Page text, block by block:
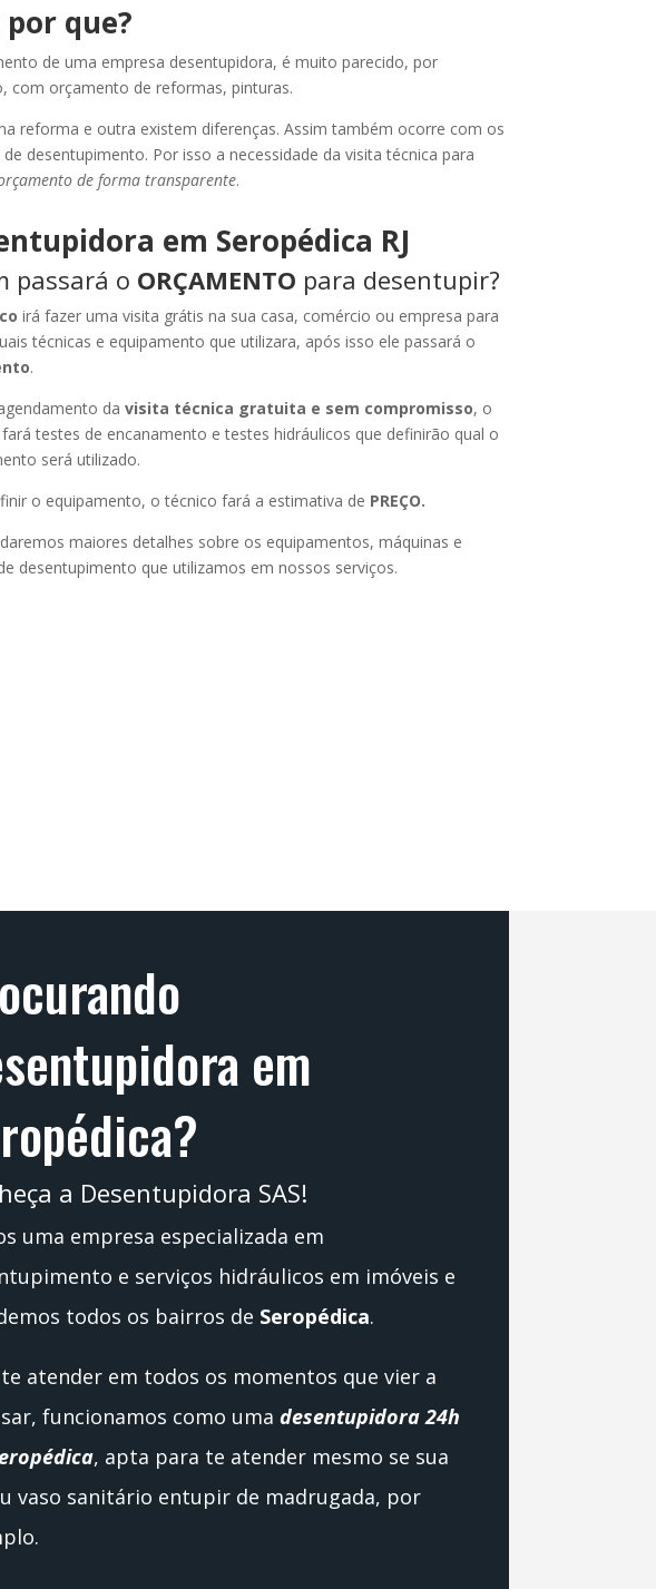
por que?
de uma empresa desentupidora, é muito parecido, por
com orçamento de reformas, pinturas.
reforma e outra existem diferenças. Assim também ocorre com os
de desentupimento. Por isso a necessidade da visita técnica para
de forma transparente.
em Seropédica RJ
passará o ORÇAMENTO para desentupir?
irá fazer uma visita grátis na sua casa, comércio ou empresa para
técnicas e equipamento que utilizara, após isso ele passará o
.
da visita técnica gratuita e sem compromisso, o
testes de encanamento e testes hidráulicos que definirão qual o
será utilizado.
o equipamento, o técnico fará a estimativa de PREÇO.
maiores detalhes sobre os equipamentos, máquinas e
desentupimento que utilizamos em nossos serviços.
em
a Desentupidora SAS!
uma empresa especializada em
e serviços hidráulicos em imóveis e
todos os bairros de Seropédica.
te atender em todos os momentos que vier a
funcionamos como uma desentupidora 24h
, apta para te atender mesmo se sua
vaso sanitário entupir de madrugada, por